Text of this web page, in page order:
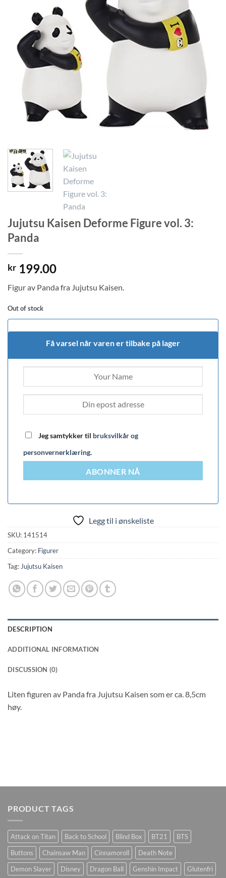
Jujutsu Kaisen Deforme Figure vol. 3:
Panda
kr 199.00
Figur av Panda fra Jujutsu Kaisen.
Out of stock
Få varsel når varen er tilbake på lager
Jeg samtykker til bruksvilkår og
personvernerklæring.
ABONNER NÅ
Legg til i ønskeliste
SKU: 141514
Category: Figurer
Tag: Jujutsu Kaisen
DESCRIPTION
ADDITIONAL INFORMATION
DISCUSSION (0)
Liten figuren av Panda fra Jujutsu Kaisen som er ca. 8,5cm
høy.
PRODUCT TAGS
Attack on Titan Back to School Blind Box BT21
BTS
Buttons
Chainsaw Man Cinnamoroll
Death Note
Demon Slayer
Disney Dragon Ball Genshin Impact
Glutenfri